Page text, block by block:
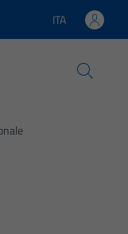
Lingua attiva:
ITA